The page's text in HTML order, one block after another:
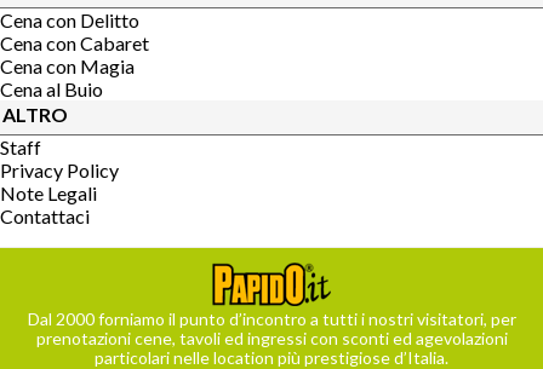
Cena con Delitto
Cena con Cabaret
Cena con Magia
Cena al Buio
ALTRO
Staff
Privacy Policy
Note Legali
Contattaci
Dal 2000 forniamo il punto d’incontro a tutti i nostri visitatori, per
prenotazioni cene, tavoli ed ingressi con sconti ed agevolazioni
particolari nelle location più prestigiose d’Italia.